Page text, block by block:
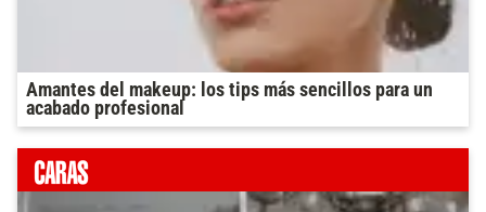
Amantes del makeup: los tips más sencillos para un
acabado profesional